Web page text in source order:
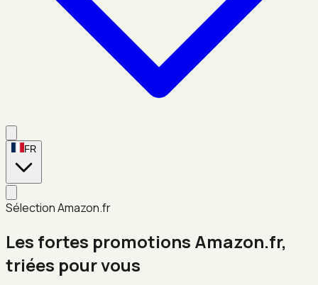
FR
Sélection Amazon.fr
Les fortes promotions Amazon.fr,
triées pour vous